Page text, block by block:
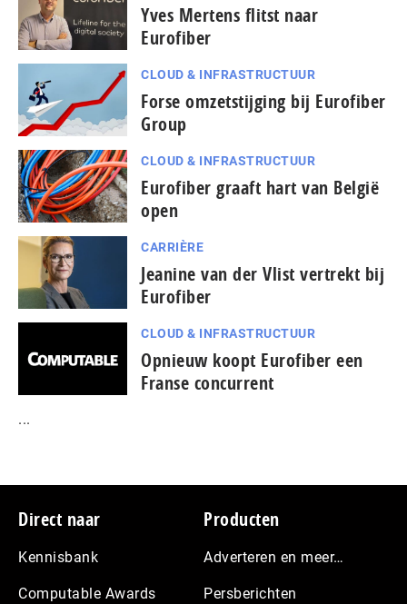
Yves Mertens flitst naar
Eurofiber
CLOUD & INFRASTRUCTUUR
Forse omzetstijging bij Eurofiber
Group
CLOUD & INFRASTRUCTUUR
Eurofiber graaft hart van België
open
CARRIÈRE
Jeanine van der Vlist vertrekt bij
Eurofiber
CLOUD & INFRASTRUCTUUR
Opnieuw koopt Eurofiber een
Franse concurrent
...
Footer
Direct naar
Kennisbank
Computable Awards
Producten
Adverteren en meer…
Persberichten